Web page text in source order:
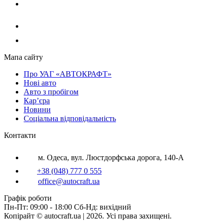
Мапа сайту
Про УАГ «АВТОКРАФТ»
Нові авто
Авто з пробігом
Кар’єра
Новини
Соціальна відповідальність
Контакти
м. Одеса, вул. Люстдорфська дорога, 140-А
+38 (048) 777 0 555
office@autocraft.ua
Графік роботи
Пн-Пт: 09:00 - 18:00 Сб-Нд: вихідний
Копірайт © autocraft.ua | 2026. Усі права захищені.